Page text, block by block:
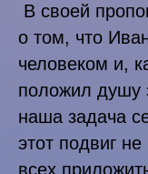
В своей
о том, что
человеком и,
положил душу
наша задача
этот подвиг
всех